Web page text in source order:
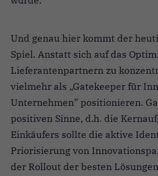
Und genau hier kommt der
Spiel. Anstatt sich auf das
Lieferantenpartnern zu
vielmehr als „Gatekeeper für
Unternehmen” positionieren.
positiven Sinne, d.h. die
Einkäufers sollte die aktive
Priorisierung von
der Rollout der besten